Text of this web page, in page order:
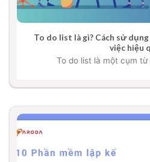
To do list là gì? Cách sử
việc hiệu
To do list là một cụm từ